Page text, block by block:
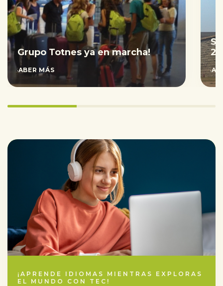
Grupo Totnes ya en marcha!
SABER MÁS
33.333333333333336%
¡APRENDE IDIOMAS MIENTRAS EXPLORAS
EL MUNDO CON TEC!